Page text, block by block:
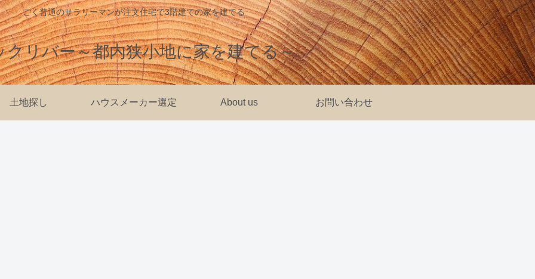
ごく普通のサラリーマンが注文住宅で3階建ての家を建てる
クリバー～都内狭小地に家を建てる～
土地探し ハウスメーカー選定 About us お問い合わせ